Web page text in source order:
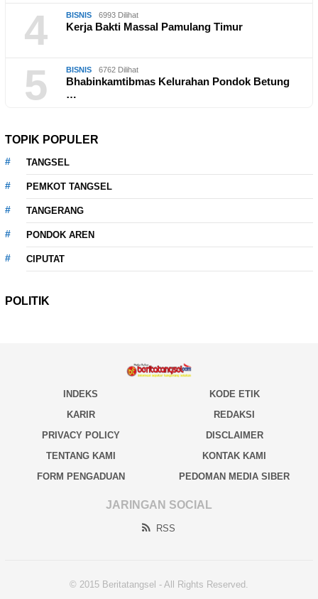
4 BISNIS 6993 Dilihat
Kerja Bakti Massal Pamulang Timur
5 BISNIS 6762 Dilihat
Bhabinkamtibmas Kelurahan Pondok Betung
…
TOPIK POPULER
TANGSEL
PEMKOT TANGSEL
TANGERANG
PONDOK AREN
CIPUTAT
POLITIK
INDEKS
KODE ETIK
KARIR
REDAKSI
PRIVACY POLICY
DISCLAIMER
TENTANG KAMI
KONTAK KAMI
FORM PENGADUAN
PEDOMAN MEDIA SIBER
JARINGAN SOCIAL
RSS
© 2015 Beritatangsel - All Rights Reserved.